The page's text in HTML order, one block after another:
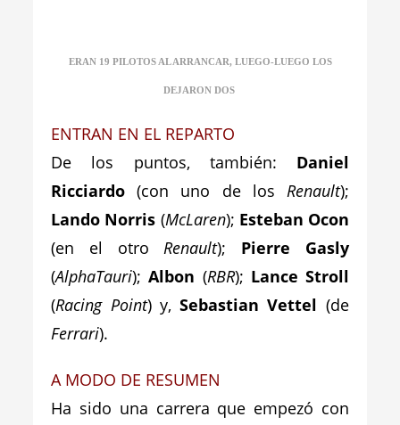
ERAN 19 PILOTOS AL ARRANCAR, LUEGO-LUEGO LOS
DEJARON DOS
ENTRAN EN EL REPARTO
De los puntos, también: Daniel
Ricciardo (con uno de los Renault);
Lando Norris (McLaren); Esteban Ocon
(en el otroRenault); Pierre Gasly
(AlphaTauri);Albon (RBR); Lance Stroll
(Racing Point) y,Sebastian Vettel (de
Ferrari).
A MODO DE RESUMEN
Ha sido una carrera que empezó con